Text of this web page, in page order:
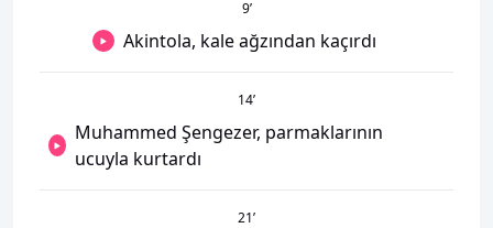
9’
Akintola, kale ağzından kaçırdı
14’
Muhammed Şengezer, parmaklarının
ucuyla kurtardı
21’